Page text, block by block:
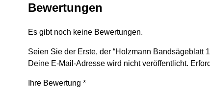
Bewertungen
Es gibt noch keine Bewertungen.
Seien Sie der Erste, der “Holzmann Bandsägeblatt
Deine E-Mail-Adresse wird nicht veröffentlicht.
Ihre Bewertung *